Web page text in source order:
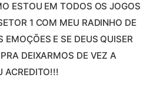
ESTOU EM TODOS OS JOGOS
1 COM MEU RADINHO DE
EMOÇÕES E SE DEUS QUISER
DEIXARMOS DE VEZ A
ACREDITO!!!